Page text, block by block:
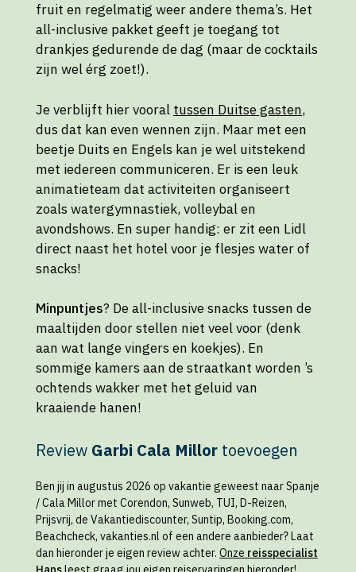
fruit en regelmatig weer andere thema’s. Het
all-inclusive pakket geeft je toegang tot
drankjes gedurende de dag (maar de cocktails
zijn wel érg zoet!).
Je verblijft hier vooral tussen Duitse gasten,
dus dat kan even wennen zijn. Maar met een
beetje Duits en Engels kan je wel uitstekend
met iedereen communiceren. Er is een leuk
animatieteam dat activiteiten organiseert
zoals watergymnastiek, volleybal en
avondshows. En super handig: er zit een Lidl
direct naast het hotel voor je flesjes water of
snacks!
Minpuntjes? De all-inclusive snacks tussen de
maaltijden door stellen niet veel voor (denk
aan wat lange vingers en koekjes). En
sommige kamers aan de straatkant worden ’s
ochtends wakker met het geluid van
kraaiende hanen!
Review Garbi Cala Millor toevoegen
Ben jij in augustus 2026 op vakantie geweest naar Spanje
/ Cala Millor met Corendon, Sunweb, TUI, D-Reizen,
Prijsvrij, de Vakantiediscounter, Suntip, Booking.com,
Beachcheck, vakanties.nl of een andere aanbieder? Laat
dan hieronder je eigen review achter. Onze reisspecialist